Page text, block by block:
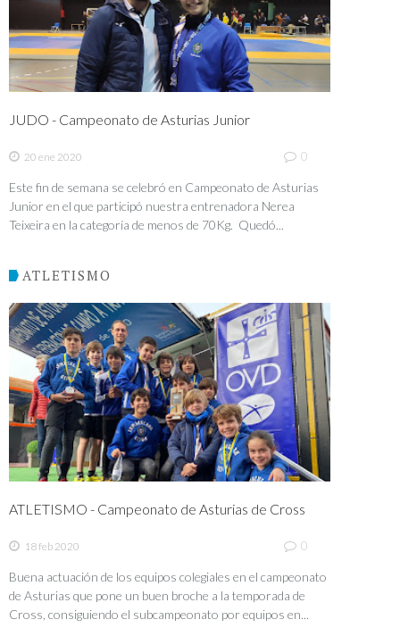
JUDO - Campeonato de Asturias Junior
20 ene 2020 0
Este fin de semana se celebró en Campeonato de Asturias
Junior en el que participó nuestra entrenadora Nerea
Teixeira en la categoría de menos de 70Kg. Quedó...
ATLETISMO
ATLETISMO - Campeonato de Asturias de Cross
18 feb 2020 0
Buena actuación de los equipos colegiales en el campeonato
de Asturias que pone un buen broche a la temporada de
Cross, consiguiendo el subcampeonato por equipos en...